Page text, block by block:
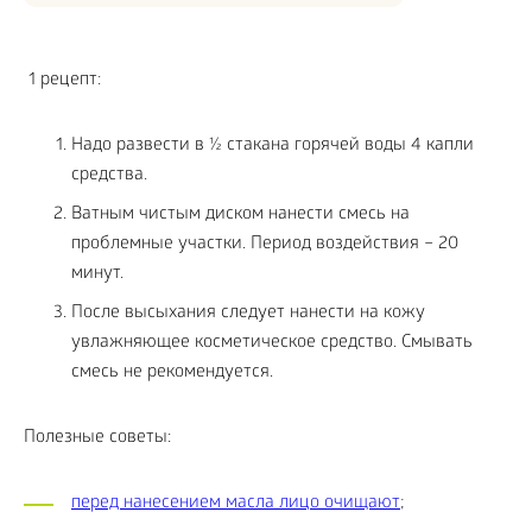
1 рецепт:
Надо развести в ½ стакана горячей воды 4 капли
средства.
Ватным чистым диском нанести смесь на
проблемные участки. Период воздействия – 20
минут.
После высыхания следует нанести на кожу
увлажняющее косметическое средство. Смывать
смесь не рекомендуется.
Полезные советы:
перед нанесением масла лицо очищают;